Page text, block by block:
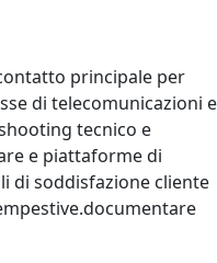
principale per
di telecomunicazioni e
tecnico e
e piattaforme di
di soddisfazione cliente